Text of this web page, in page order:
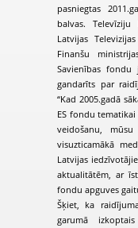
pasniegtas
balvas.
Latvijas
Finanšu
Savienības fondu
gandarīts par
“Kad 2005.gadā
ES fondu
veidošanu,
visuzticamākā
Latvijas
aktualitātēm, ar
fondu apguves
Šķiet, ka
garumā